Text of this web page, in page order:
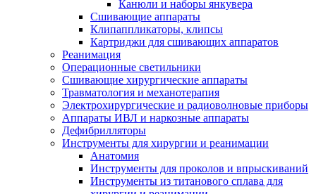
Канюли и наборы янкувера
Сшивающие аппараты
Клипаппликаторы, клипсы
Картриджи для сшивающих аппаратов
Реанимация
Операционные светильники
Сшивающие хирургические аппараты
Травматология и механотерапия
Электрохирургические и радиоволновые приборы
Аппараты ИВЛ и наркозные аппараты
Дефибрилляторы
Инструменты для хирургии и реанимации
Анатомия
Инструменты для проколов и впрыскиваний
Инструменты из титанового сплава для